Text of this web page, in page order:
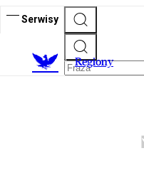
Serwisy
Regiony